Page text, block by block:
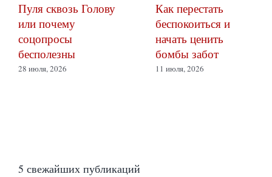
Пуля сквозь Голову
или почему
соцопросы
бесполезны
28 июля, 2026
Как перестать
беспокоиться и
начать ценить
бомбы забот
11 июля, 2026
5 свежайших публикаций